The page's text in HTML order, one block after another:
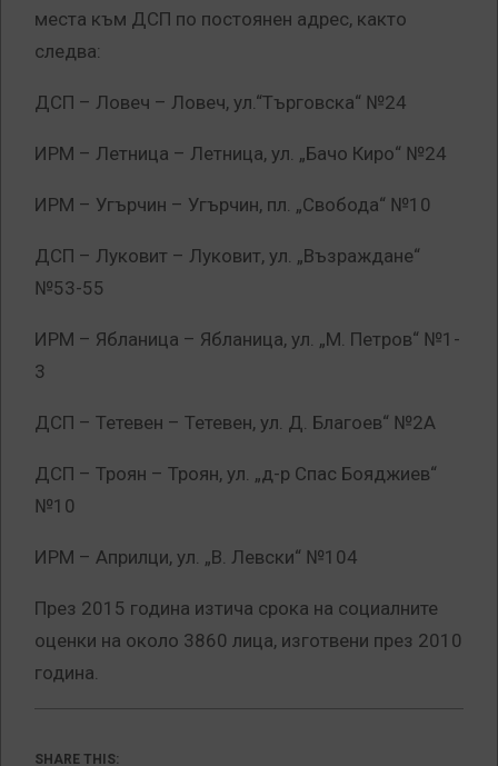
места към ДСП по постоянен адрес, както
следва:
ДСП – Ловеч – Ловеч, ул.“Търговска“ №24
ИРМ – Летница – Летница, ул. „Бачо Киро“ №24
ИРМ – Угърчин – Угърчин, пл. „Свобода“ №10
ДСП – Луковит – Луковит, ул. „Възраждане“
№53-55
ИРМ – Ябланица – Ябланица, ул. „М. Петров“ №1-
3
ДСП – Тетевен – Тетевен, ул. Д. Благоев“ №2А
ДСП – Троян – Троян, ул. „д-р Спас Бояджиев“
№10
ИРМ – Априлци, ул. „В. Левски“ №104
През 2015 година изтича срока на социалните
оценки на около 3860 лица, изготвени през 2010
година.
SHARE THIS: